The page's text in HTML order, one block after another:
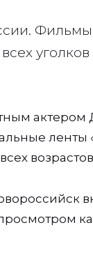
ленты